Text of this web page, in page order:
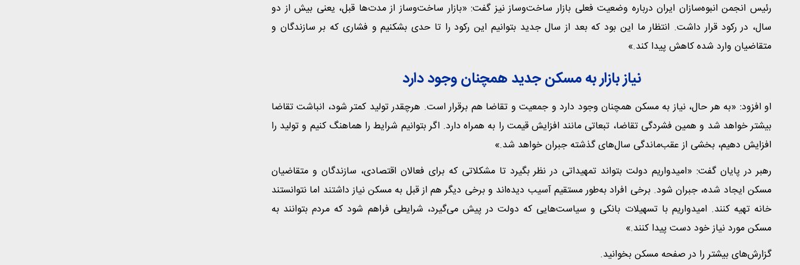
رئیس انجمن انبوه‌سازان ایران درباره وضعیت فعلی بازار ساخت‌وساز نیز گفت: «بازار ساخت‌وساز از مدت‌ها قبل، یعنی بیش از دو
سال، در رکود قرار داشت. انتظار ما این بود که بعد از سال جدید بتوانیم این رکود را تا حدی بشکنیم و فشاری که بر سازندگان و
متقاضیان وارد شده کاهش پیدا کند.»
نیاز بازار به مسکن جدید همچنان وجود دارد
او افزود: «به هر حال، نیاز به مسکن همچنان وجود دارد و جمعیت و تقاضا هم برقرار است. هرچقدر تولید کمتر شود، انباشت تقاضا
بیشتر خواهد شد و همین فشردگی تقاضا، تبعاتی مانند افزایش قیمت را به همراه دارد. اگر بتوانیم شرایط را هماهنگ کنیم و تولید را
افزایش دهیم، بخشی از عقب‌ماندگی سال‌های گذشته جبران خواهد شد.»
رهبر در پایان گفت: «امیدواریم دولت بتواند تمهیداتی در نظر بگیرد تا مشکلاتی که برای فعالان اقتصادی، سازندگان و متقاضیان
مسکن ایجاد شده، جبران شود. برخی افراد به‌طور مستقیم آسیب دیده‌اند و برخی دیگر هم از قبل به مسکن نیاز داشتند اما نتوانستند
خانه تهیه کنند. امیدواریم با تسهیلات بانکی و سیاست‌هایی که دولت در پیش می‌گیرد، شرایطی فراهم شود که مردم بتوانند به
مسکن مورد نیاز خود دست پیدا کنند.»
گزارش‌های بیشتر را در صفحه مسکن بخوانید.